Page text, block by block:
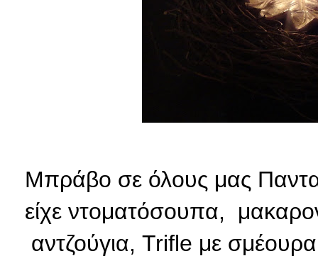
Μπράβο σε όλους μας
είχε ντοματόσουπα,
αντζούγια, Trifle με